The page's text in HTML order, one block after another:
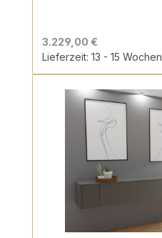
3.229,00 €
Lieferzeit: 13 - 15 Wochen